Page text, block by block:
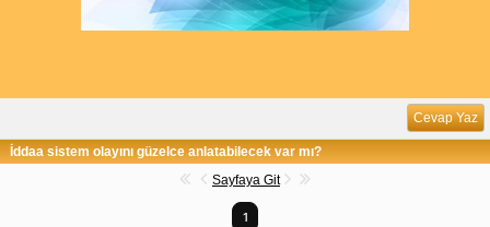
Cevap Yaz
İddaa sistem olayını güzelce anlatabilecek var mı?
Sayfaya Git
1